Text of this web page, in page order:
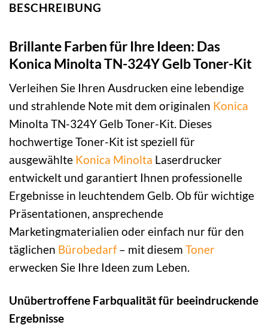
BESCHREIBUNG
Brillante Farben für Ihre Ideen: Das
Konica Minolta TN-324Y Gelb Toner-Kit
Verleihen Sie Ihren Ausdrucken eine lebendige
und strahlende Note mit dem originalen Konica
Minolta TN-324Y Gelb Toner-Kit. Dieses
hochwertige Toner-Kit ist speziell für
ausgewählte Konica Minolta Laserdrucker
entwickelt und garantiert Ihnen professionelle
Ergebnisse in leuchtendem Gelb. Ob für wichtige
Präsentationen, ansprechende
Marketingmaterialien oder einfach nur für den
täglichen Bürobedarf– mit diesem Toner
erwecken Sie Ihre Ideen zum Leben.
Unübertroffene Farbqualität für beeindruckende
Ergebnisse